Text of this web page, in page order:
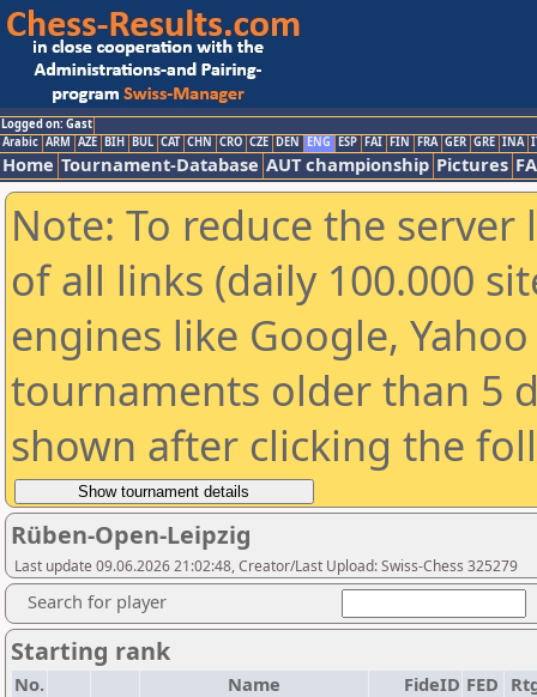
Logged on: Gast
Arabic ARM AZE BIH BUL CAT CHN CRO CZE DEN ENG ESP FAI FIN FRA GER GRE INA
Home Tournament-Database AUT championship Pictures
Note: To reduce the
of all links (daily 100.000
engines like Google,
tournaments older than 5
shown after clicking the
Rüben-Open-Leipzig
Last update 09.06.2026 21:02:48, Creator/Last Upload: Swiss-Chess 325279
Search for player
Starting rank
No. Name FideID FED